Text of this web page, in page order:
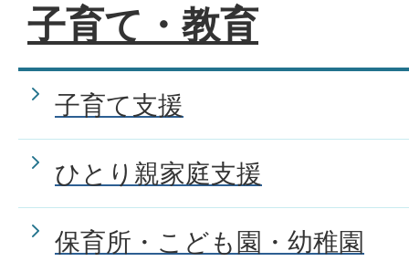
子育て・教育
子育て支援
ひとり親家庭支援
保育所・こども園・幼稚園